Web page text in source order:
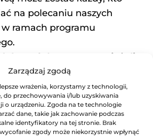
Zarządzaj zgodą
wrażenia, korzystamy z technologii,
do przechowywania i/lub uzyskiwania
o urządzeniu. Zgoda na te technologie
dane, takie jak zachowanie podczas
identyfikatory na tej stronie. Brak
zgody może niekorzystnie wpłynąć
na polecaniu naszych
ramach programu
do programu, jeżeli
bloga / serwisu?
linkom afiliacyjnym możesz
produkty w serwisach
(Facebook, Instagram,
itp.). Możesz również